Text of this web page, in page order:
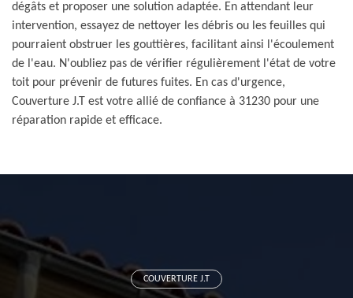
dégâts et proposer une solution adaptée. En attendant leur
intervention, essayez de nettoyer les débris ou les feuilles qui
pourraient obstruer les gouttières, facilitant ainsi l'écoulement
de l'eau. N'oubliez pas de vérifier régulièrement l'état de votre
toit pour prévenir de futures fuites. En cas d'urgence,
Couverture J.T est votre allié de confiance à 31230 pour une
réparation rapide et efficace.
COUVERTURE J.T